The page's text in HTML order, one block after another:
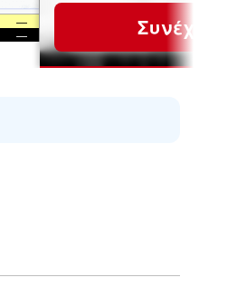
—
— Συνέχεια